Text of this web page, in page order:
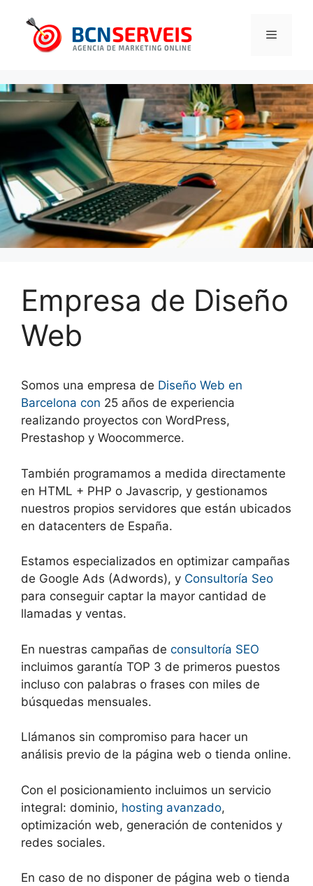
contenido
Empresa de Diseño
Web
Somos una empresa de Diseño Web en
Barcelona con 25 años de experiencia
realizando proyectos con WordPress,
Prestashop y Woocommerce.
También programamos a medida directamente
en HTML + PHP o Javascrip, y gestionamos
nuestros propios servidores que están ubicados
en datacenters de España.
Estamos especializados en optimizar campañas
de Google Ads (Adwords), y Consultoría Seo
para conseguir captar la mayor cantidad de
llamadas y ventas.
En nuestras campañas de consultoría SEO
incluimos garantía TOP 3 de primeros puestos
incluso con palabras o frases con miles de
búsquedas mensuales.
Llámanos sin compromiso para hacer un
análisis previo de la página web o tienda online.
Con el posicionamiento incluimos un servicio
integral: dominio, hosting avanzado,
optimización web, generación de contenidos y
redes sociales.
En caso de no disponer de página web o tienda